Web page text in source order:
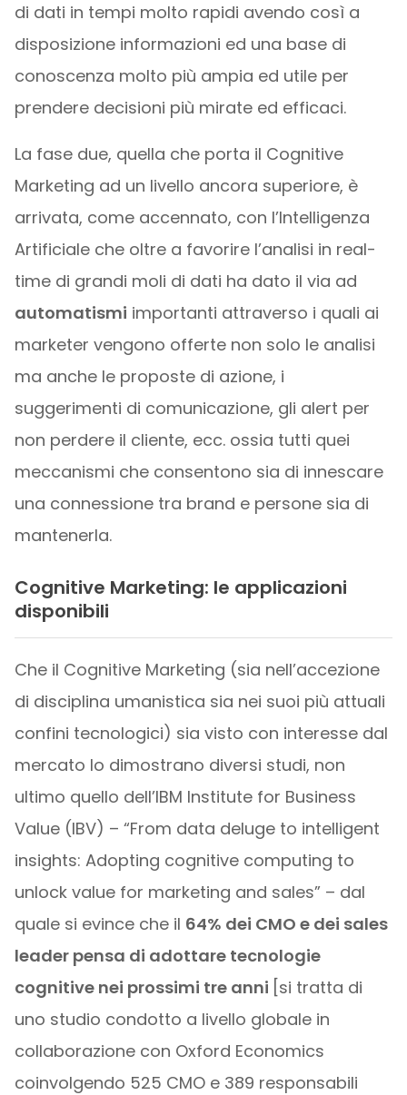
di dati in tempi molto rapidi avendo così a
disposizione informazioni ed una base di
conoscenza molto più ampia ed utile per
prendere decisioni più mirate ed efficaci.
La fase due, quella che porta il Cognitive
Marketing ad un livello ancora superiore, è
arrivata, come accennato, con l’Intelligenza
Artificiale che oltre a favorire l’analisi in real-
time di grandi moli di dati ha dato il via ad
automatismi importanti attraverso i quali ai
marketer vengono offerte non solo le analisi
ma anche le proposte di azione, i
suggerimenti di comunicazione, gli alert per
non perdere il cliente, ecc. ossia tutti quei
meccanismi che consentono sia di innescare
una connessione tra brand e persone sia di
mantenerla.
Cognitive Marketing: le applicazioni
disponibili
Che il Cognitive Marketing (sia nell’accezione
di disciplina umanistica sia nei suoi più attuali
confini tecnologici) sia visto con interesse dal
mercato lo dimostrano diversi studi, non
ultimo quello dell’IBM Institute for Business
Value (IBV) – “From data deluge to intelligent
insights: Adopting cognitive computing to
unlock value for marketing and sales” – dal
quale si evince che il 64% dei CMO e dei sales
leader pensa di adottare tecnologie
cognitive nei prossimi tre anni [si tratta di
uno studio condotto a livello globale in
collaborazione con Oxford Economics
coinvolgendo 525 CMO e 389 responsabili